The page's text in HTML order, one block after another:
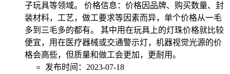
子玩具等领域。 价格信息：价格因品牌、购买数量、封
装材料，工艺，做工要求等因素而异，单个价格从一毛
多到三毛多的都有。 其中用在玩具上的灯珠价格就比较
便宜，用在医疗器械或交通警示灯，机器视觉光源的价
格会高些，但质量和做工会更加，更耐用。
发布时间：2023-07-18